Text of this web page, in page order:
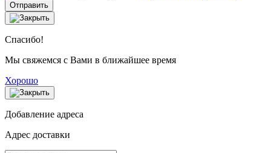
Отправить
Спасибо!
Мы свяжемся с Вами в ближайшее время
Хорошо
Добавление адреса
Адрес доставки